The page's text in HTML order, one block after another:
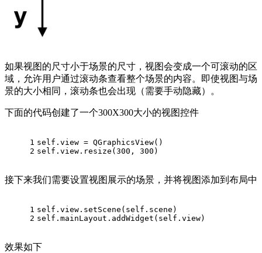
如果视图的尺寸小于场景的尺寸，视图会变成一个可滚动的区
域，允许用户通过滚动条查看整个场景的内容。即使视图与场
景的大小相同，滚动条也会出现（需要手动隐藏）。
下面的代码创建了一个300X300大小的视图控件
1
2
self.view = QGraphicsView()
self.view.resize( 300 , 300 )
接下来我们需要设置视图展示的场景，并将视图添加到布局中
1
2
self.view.setScene(self.scene)
self.mainLayout.addWidget(self.view)
效果如下